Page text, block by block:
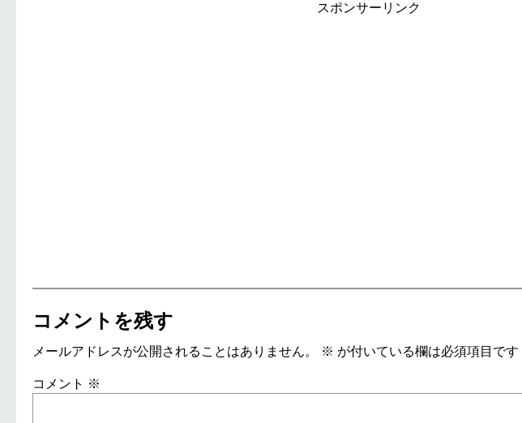
スポンサーリンク
コメントを残す
メールアドレスが公開されることはありません。 ※ が付いている欄は必須項目です
コメント ※